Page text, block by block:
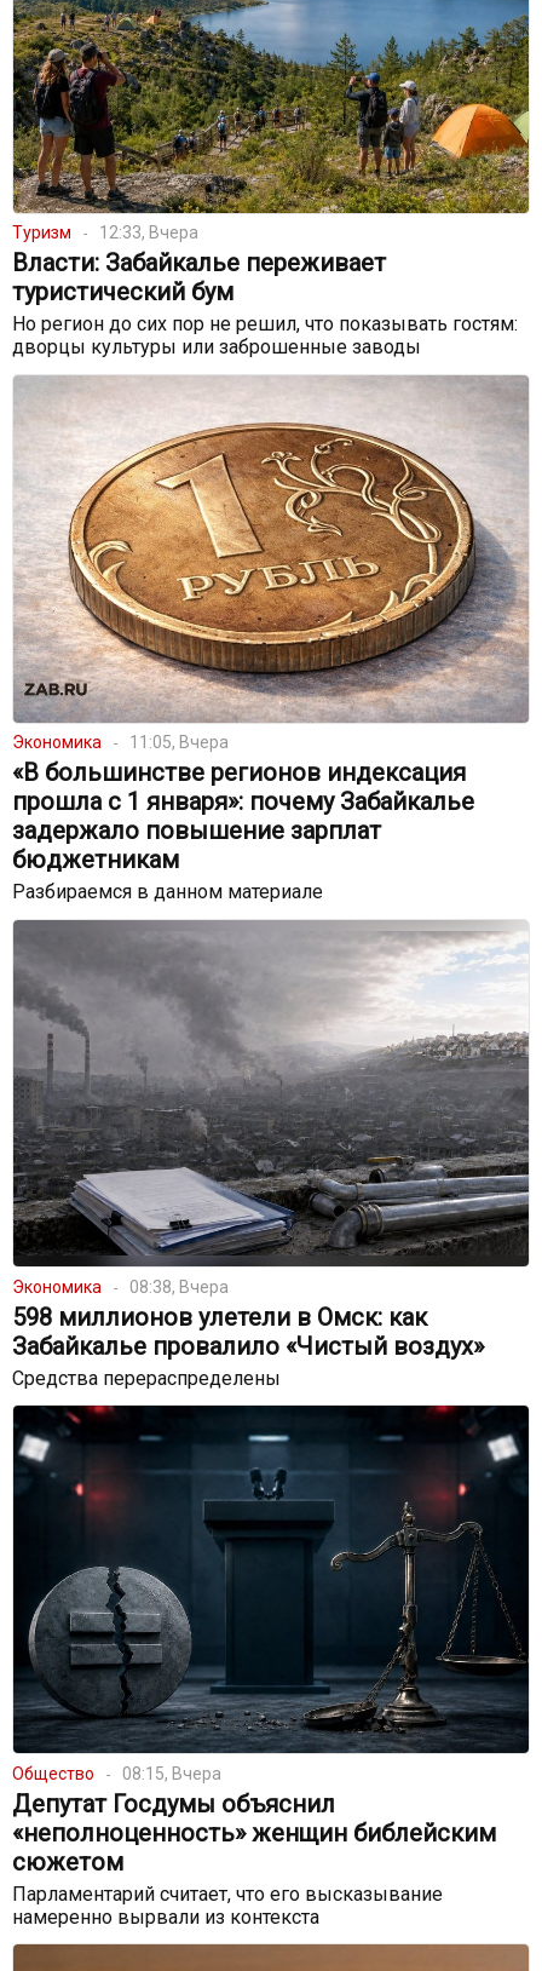
Туризм 12:33, Вчера
Власти: Забайкалье переживает
туристический бум
Но регион до сих пор не решил, что показывать гостям:
дворцы культуры или заброшенные заводы
Экономика 11:05, Вчера
«В большинстве регионов индексация
прошла с 1 января»: почему Забайкалье
задержало повышение зарплат
бюджетникам
Разбираемся в данном материале
Экономика 08:38, Вчера
598 миллионов улетели в Омск: как
Забайкалье провалило «Чистый воздух»
Средства перераспределены
Общество 08:15, Вчера
Депутат Госдумы объяснил
«неполноценность» женщин библейским
сюжетом
Парламентарий считает, что его высказывание
намеренно вырвали из контекста